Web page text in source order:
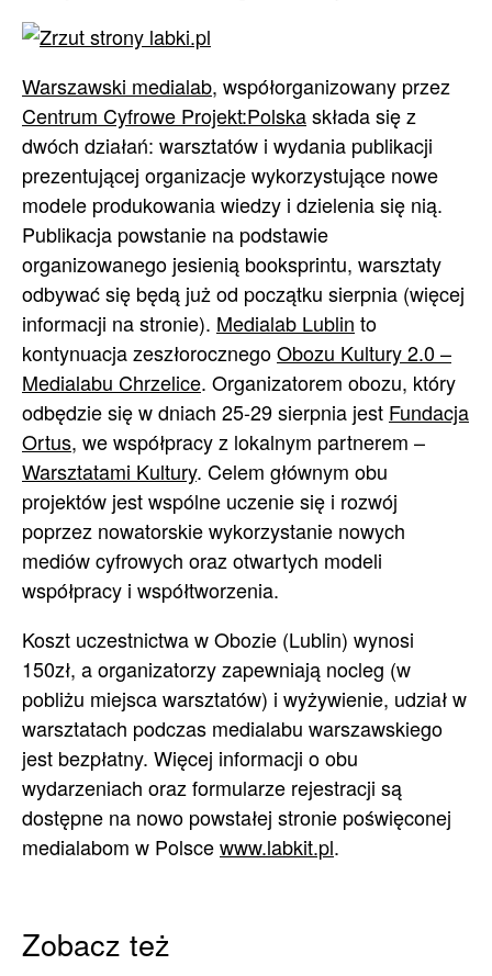
Warszawski medialab, współorganizowany przez
Centrum Cyfrowe Projekt:Polskaskłada się z
dwóch działań: warsztatów i wydania publikacji
prezentującej organizacje wykorzystujące nowe
modele produkowania wiedzy i dzielenia się nią.
Publikacja powstanie na podstawie
organizowanego jesienią booksprintu, warsztaty
odbywać się będą już od początku sierpnia (więcej
informacji na stronie). Medialab Lublin to
kontynuacja zeszłorocznegoObozu Kultury 2.0 –
Medialabu Chrzelice. Organizatorem obozu, który
odbędzie się w dniach 25-29 sierpnia jest Fundacja
Ortus, we współpracy z lokalnym partnerem –
Warsztatami Kultury. Celem głównym obu
projektów jest wspólne uczenie się i rozwój
poprzez nowatorskie wykorzystanie nowych
mediów cyfrowych oraz otwartych modeli
współpracy i współtworzenia.
Koszt uczestnictwa w Obozie (Lublin) wynosi
150zł, a organizatorzy zapewniają nocleg (w
pobliżu miejsca warsztatów) i wyżywienie, udział w
warsztatach podczas medialabu warszawskiego
jest bezpłatny. Więcej informacji o obu
wydarzeniach oraz formularze rejestracji są
dostępne na nowo powstałej stronie poświęconej
medialabom w Polscewww.labkit.pl.
Zobacz też